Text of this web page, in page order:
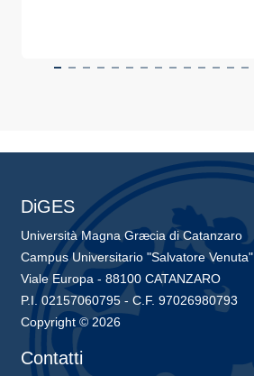
DiGES
Università Magna Græcia di Catanzaro
Campus Universitario "Salvatore Venuta"
Viale Europa - 88100 CATANZARO
P.I. 02157060795 - C.F. 97026980793
Copyright © 2026
Contatti